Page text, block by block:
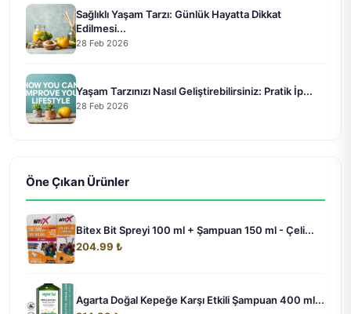
Sağlıklı Yaşam Tarzı: Günlük Hayatta Dikkat
Edilmesi...
28 Feb 2026
Yaşam Tarzınızı Nasıl Geliştirebilirsiniz: Pratik İp...
28 Feb 2026
Öne Çıkan Ürünler
Bitex Bit Spreyi 100 ml + Şampuan 150 ml - Çeli...
204.99 ₺
Agarta Doğal Kepeğe Karşı Etkili Şampuan 400 ml...